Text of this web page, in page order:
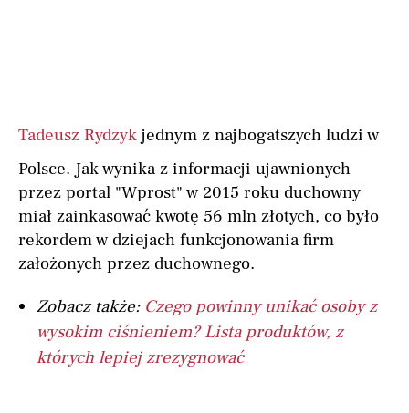
Tadeusz Rydzyk jednym z najbogatszych ludzi w
Polsce. Jak wynika z informacji ujawnionych
przez portal "Wprost" w 2015 roku duchowny
miał zainkasować kwotę 56 mln złotych, co było
rekordem w dziejach funkcjonowania firm
założonych przez duchownego.
Zobacz także: Czego powinny unikać osoby z
wysokim ciśnieniem? Lista produktów, z
których lepiej zrezygnować